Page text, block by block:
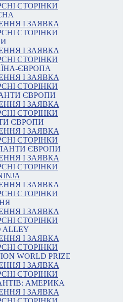
СТОРІНКИ
І ЗАЯВКА
СТОРІНКИ
І ЗАЯВКА
СТОРІНКИ
ЄВРОПА
І ЗАЯВКА
СТОРІНКИ
ЄВРОПИ
І ЗАЯВКА
СТОРІНКИ
ЄВРОПИ
І ЗАЯВКА
СТОРІНКИ
ЄВРОПИ
І ЗАЯВКА
СТОРІНКИ
І ЗАЯВКА
СТОРІНКИ
І ЗАЯВКА
СТОРІНКИ
ALLEY
І ЗАЯВКА
СТОРІНКИ
WORLD PRIZE
І ЗАЯВКА
СТОРІНКИ
АМЕРИКА
І ЗАЯВКА